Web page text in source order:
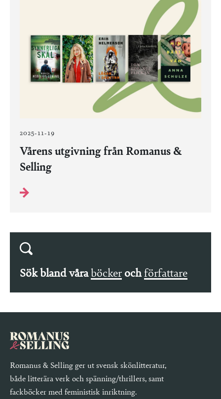
2025-11-19
Vårens utgivning från Romanus &
Selling
Sök bland våra böcker och författare
Romanus & Selling ger ut svensk skönlitteratur,
både litterära verk och spänning/thrillers, samt
fackböcker med feministisk inriktning.